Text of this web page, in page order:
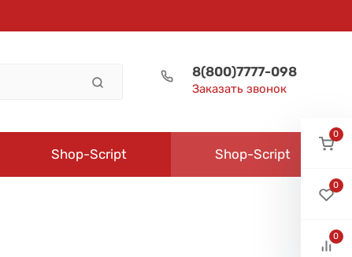
8(800)7777-098
Заказать звонок
Shop-Script Shop-Script
0
0
0